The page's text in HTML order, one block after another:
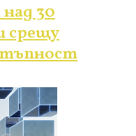
30
срещу